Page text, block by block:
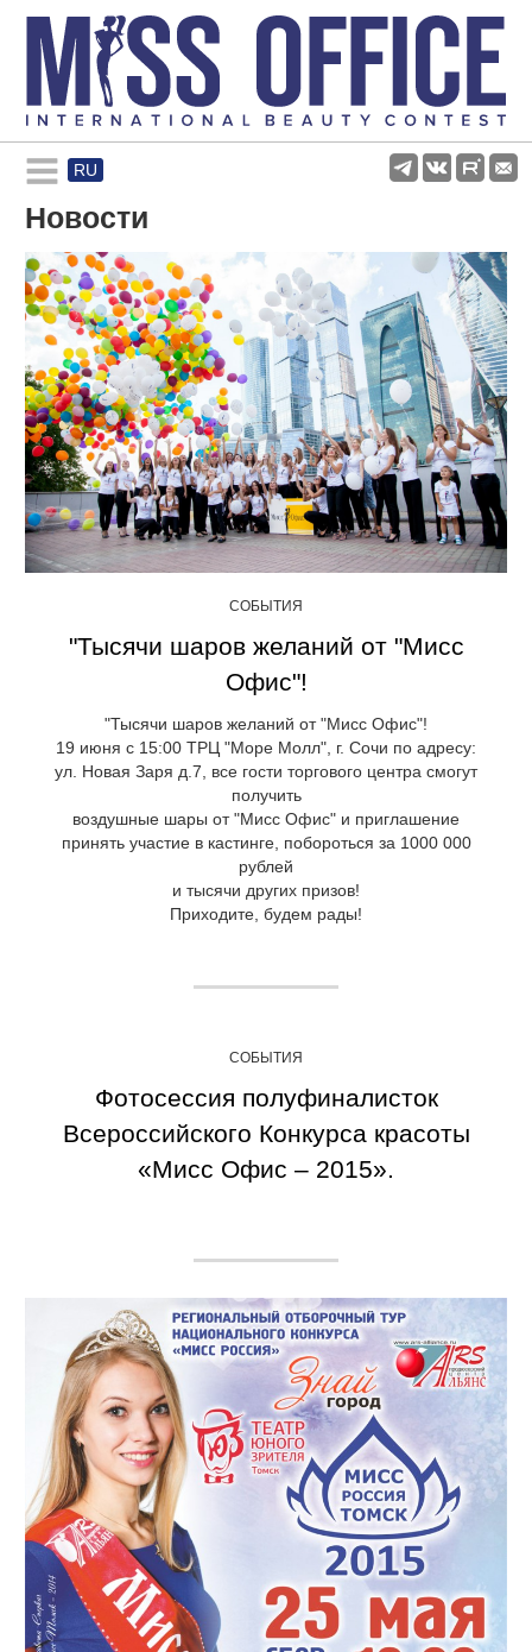
RU
Rules and regulations
About pageant
Participants
Gallery
Новости
СОБЫТИЯ
"Тысячи шаров желаний от "Мисс
Офис"!
"Тысячи шаров желаний от "Мисс Офис"!
19 июня с 15:00 ТРЦ "Море Молл", г. Сочи по адресу:
ул. Новая Заря д.7, все гости торгового центра смогут
получить
воздушные шары от "Мисс Офис" и приглашение
принять участие в кастинге, побороться за 1000 000
рублей
и тысячи других призов!
Приходите, будем рады!
СОБЫТИЯ
Фотосессия полуфиналисток
Всероссийского Конкурса красоты
«Мисс Офис – 2015».